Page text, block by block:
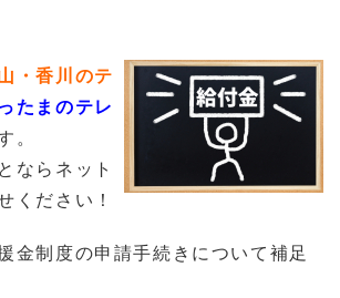
・香川のテ
たまのテレ
。
ならネット
ください！
金制度の申請手続きについて補足